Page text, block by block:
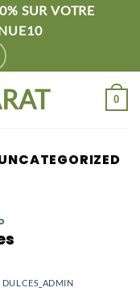
SUR VOTRE
0
DULCES_ADMIN